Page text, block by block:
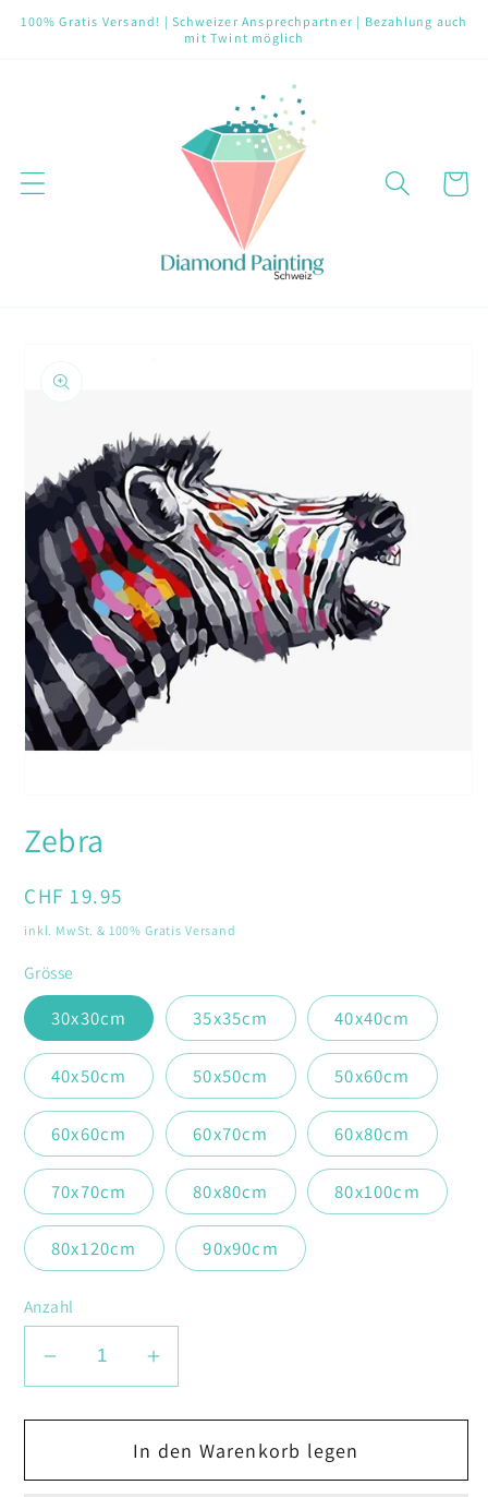
zum
100% Gratis Versand! | Schweizer Ansprechpartner | Bezahlung auch
mit Twint möglich
in
Modal
Zebra
Normaler
Preis
CHF 19.95
inkl. MwSt. & 100% Gratis Versand
Grösse
30x30cm 35x35cm 40x40cm
40x50cm 50x50cm 50x60cm
60x60cm 60x70cm 60x80cm
70x70cm 80x80cm 80x100cm
80x120cm 90x90cm
Anzahl
Verringere
Menge
Zebra
Erhöhe
Menge
für
Zebra
In den Warenkorb legen